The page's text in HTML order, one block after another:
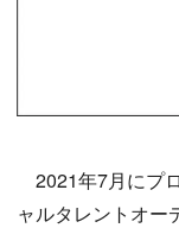
2021年7月にプ
ャルタレントオー